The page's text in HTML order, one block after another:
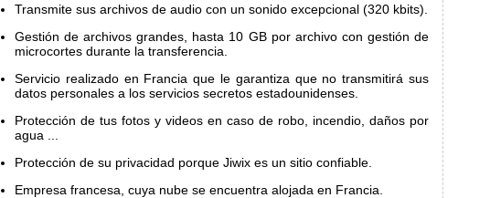
Transmite sus archivos de audio con un sonido excepcional (320 kbits).
Gestión de archivos grandes, hasta 10 GB por archivo con gestión de
microcortes durante la transferencia.
Servicio realizado en Francia que le garantiza que no transmitirá sus
datos personales a los servicios secretos estadounidenses.
Protección de tus fotos y videos en caso de robo, incendio, daños por
agua ...
Protección de su privacidad porque Jiwix es un sitio confiable.
Empresa francesa, cuya nube se encuentra alojada en Francia.